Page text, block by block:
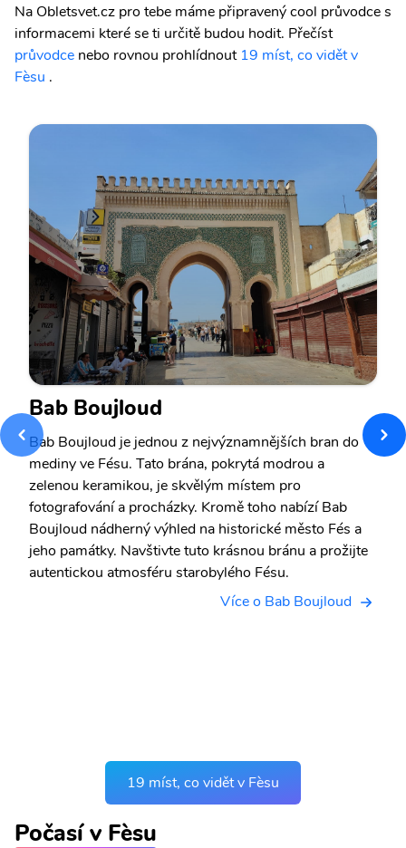
Na Obletsvet.cz pro tebe máme připravený cool průvodce s
informacemi které se ti určitě budou hodit. Přečíst
průvodce nebo rovnou prohlídnout 19 míst, co vidět v
Fèsu .
Bab Boujloud
Bab Boujloud je jednou z nejvýznamnějších bran do
mediny ve Fésu. Tato brána, pokrytá modrou a
zelenou keramikou, je skvělým místem pro
fotografování a procházky. Kromě toho nabízí Bab
Boujloud nádherný výhled na historické město Fés a
jeho památky. Navštivte tuto krásnou bránu a prožijte
autentickou atmosféru starobylého Fésu.
Více o Bab Boujloud
19 míst, co vidět v Fèsu
Počasí v Fèsu